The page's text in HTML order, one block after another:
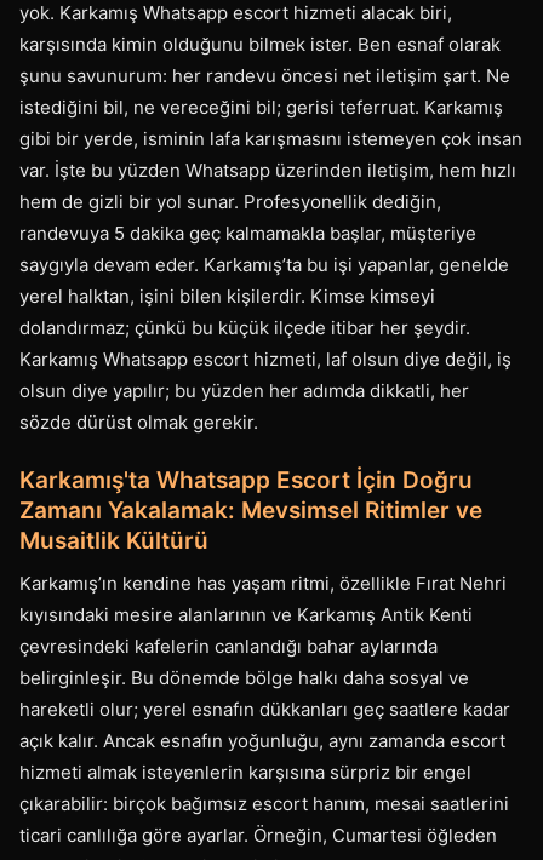
yok. Karkamış Whatsapp escort hizmeti alacak biri,
karşısında kimin olduğunu bilmek ister. Ben esnaf olarak
şunu savunurum: her randevu öncesi net iletişim şart. Ne
istediğini bil, ne vereceğini bil; gerisi teferruat. Karkamış
gibi bir yerde, isminin lafa karışmasını istemeyen çok insan
var. İşte bu yüzden Whatsapp üzerinden iletişim, hem hızlı
hem de gizli bir yol sunar. Profesyonellik dediğin,
randevuya 5 dakika geç kalmamakla başlar, müşteriye
saygıyla devam eder. Karkamış’ta bu işi yapanlar, genelde
yerel halktan, işini bilen kişilerdir. Kimse kimseyi
dolandırmaz; çünkü bu küçük ilçede itibar her şeydir.
Karkamış Whatsapp escort hizmeti, laf olsun diye değil, iş
olsun diye yapılır; bu yüzden her adımda dikkatli, her
sözde dürüst olmak gerekir.
Karkamış'ta Whatsapp Escort İçin Doğru
Zamanı Yakalamak: Mevsimsel Ritimler ve
Musaitlik Kültürü
Karkamış’ın kendine has yaşam ritmi, özellikle Fırat Nehri
kıyısındaki mesire alanlarının ve Karkamış Antik Kenti
çevresindeki kafelerin canlandığı bahar aylarında
belirginleşir. Bu dönemde bölge halkı daha sosyal ve
hareketli olur; yerel esnafın dükkanları geç saatlere kadar
açık kalır. Ancak esnafın yoğunluğu, aynı zamanda escort
hizmeti almak isteyenlerin karşısına sürpriz bir engel
çıkarabilir: birçok bağımsız escort hanım, mesai saatlerini
ticari canlılığa göre ayarlar. Örneğin, Cumartesi öğleden